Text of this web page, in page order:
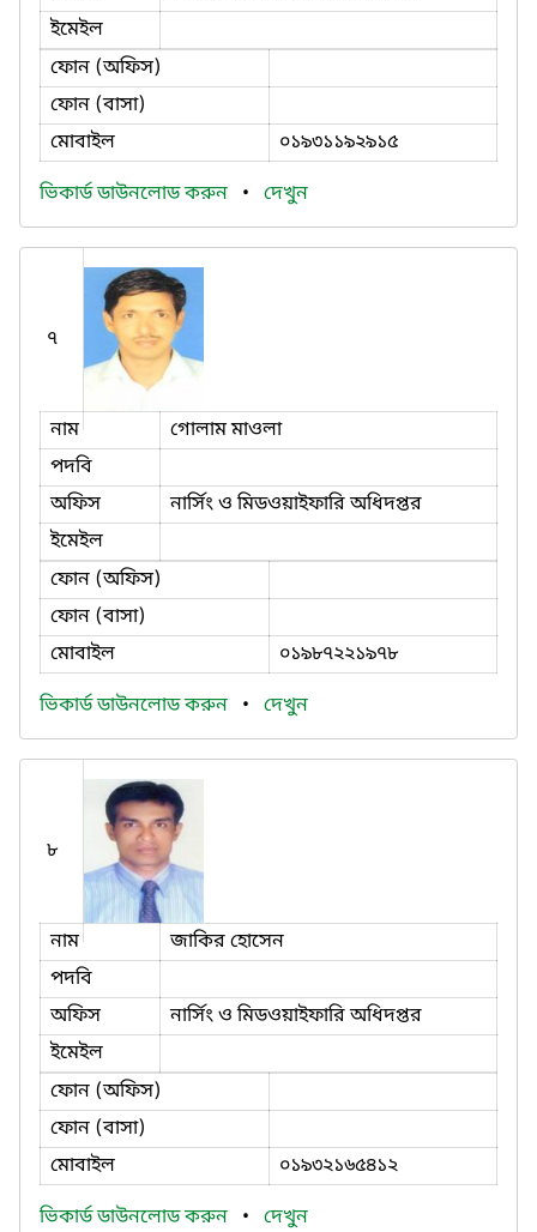
ইমেইল
ফোন (অফিস)
ফোন (বাসা)
মোবাইল
০১৯৩১১৯২৯১৫
ভিকার্ড ডাউনলোড করুন • দেখুন
৭
নাম
গোলাম মাওলা
পদবি
অফিস
নার্সিং ও মিডওয়াইফারি অধিদপ্তর
ইমেইল
ফোন (অফিস)
ফোন (বাসা)
মোবাইল
০১৯৮৭২২১৯৭৮
ভিকার্ড ডাউনলোড করুন • দেখুন
৮
নাম
জাকির হোসেন
পদবি
অফিস
নার্সিং ও মিডওয়াইফারি অধিদপ্তর
ইমেইল
ফোন (অফিস)
ফোন (বাসা)
মোবাইল
০১৯৩২১৬৫৪১২
ভিকার্ড ডাউনলোড করুন • দেখুন